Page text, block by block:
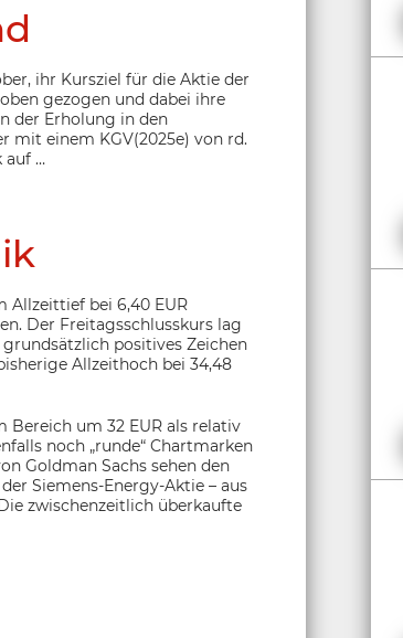
ihr Kursziel für die Aktie der
gezogen und dabei ihre
der Erholung in den
mit einem KGV(2025e) von rd.
auf …
Allzeittief bei 6,40 EUR
Der Freitagsschlusskurs lag
positives Zeichen
Allzeithoch bei 34,48
um 32 EUR als relativ
noch „runde“ Chartmarken
Goldman Sachs sehen den
Siemens-Energy-Aktie – aus
zwischenzeitlich überkaufte